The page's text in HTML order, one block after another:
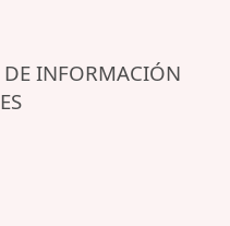
DE INFORMACIÓN